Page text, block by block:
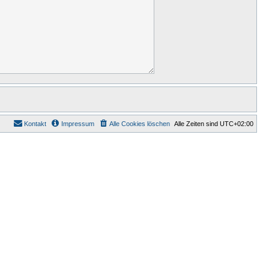
Alle Zeiten sind UTC+02:00
Alle Cookies löschen
Impressum
Kontakt